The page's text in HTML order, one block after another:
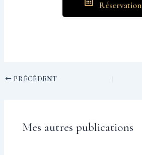
Réservation
PRÉCÉDENT
Mes autres publications